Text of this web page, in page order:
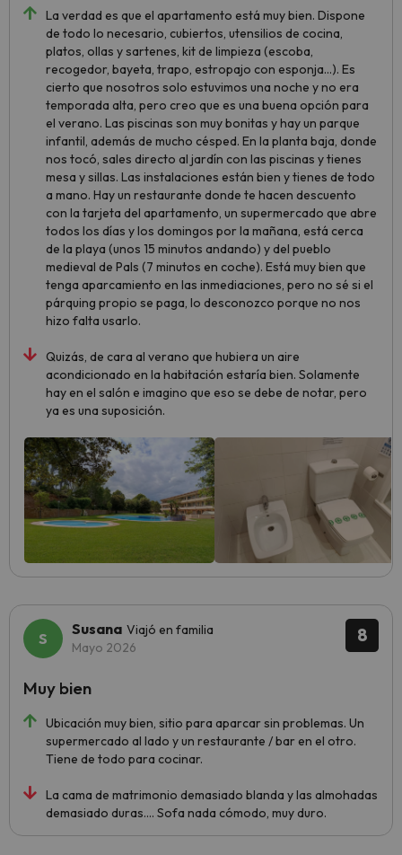
La verdad es que el apartamento está muy bien. Dispone
de todo lo necesario, cubiertos, utensilios de cocina,
platos, ollas y sartenes, kit de limpieza (escoba,
recogedor, bayeta, trapo, estropajo con esponja...). Es
cierto que nosotros solo estuvimos una noche y no era
temporada alta, pero creo que es una buena opción para
el verano. Las piscinas son muy bonitas y hay un parque
infantil, además de mucho césped. En la planta baja, donde
nos tocó, sales directo al jardín con las piscinas y tienes
mesa y sillas. Las instalaciones están bien y tienes de todo
a mano. Hay un restaurante donde te hacen descuento
con la tarjeta del apartamento, un supermercado que abre
todos los días y los domingos por la mañana, está cerca
de la playa (unos 15 minutos andando) y del pueblo
medieval de Pals (7 minutos en coche). Está muy bien que
tenga aparcamiento en las inmediaciones, pero no sé si el
párquing propio se paga, lo desconozco porque no nos
hizo falta usarlo.
Quizás, de cara al verano que hubiera un aire
acondicionado en la habitación estaría bien. Solamente
hay en el salón e imagino que eso se debe de notar, pero
ya es una suposición.
8
Susana Viajó en familia
Mayo 2026
Ubicación muy bien, sitio para aparcar sin problemas. Un
supermercado al lado y un restaurante / bar en el otro.
Tiene de todo para cocinar.
La cama de matrimonio demasiado blanda y las almohadas
demasiado duras.... Sofa nada cómodo, muy duro.
Muy bien